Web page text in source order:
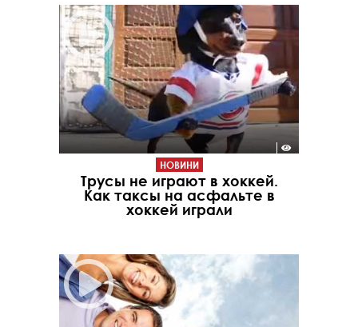
НОВИНИ
Трусы не играют в хоккей.
Как таксы на асфальте в
хоккей играли